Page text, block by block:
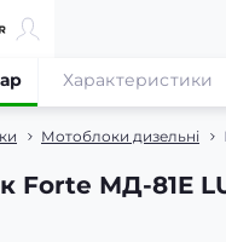
Мотоблоки дизельні
Forte МД-81E
Характеристики